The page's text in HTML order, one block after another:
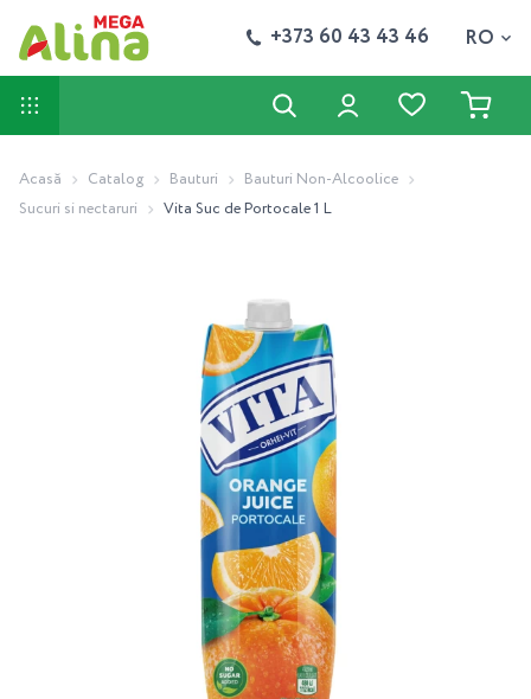
+373 60 43 43 46 RO
Acasă Catalog Bauturi
Bauturi Non-Alcoolice
Sucuri si nectaruri
Vita Suc de Portocale 1 L